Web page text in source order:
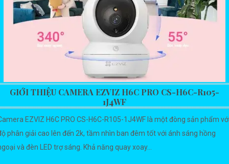
GIỚI THIỆU CAMERA EZVIZ H6C PRO CS-H6C-R105-
1J4WF
EZVIZ H6C PRO CS-H6C-R105-1J4WF là một đòng sản phẩm
phân giải cao lên đến 2k, tầm nhìn ban đêm tốt với ánh sáng hồng
và đèn LED trợ sáng. Khả năng quay xoay...